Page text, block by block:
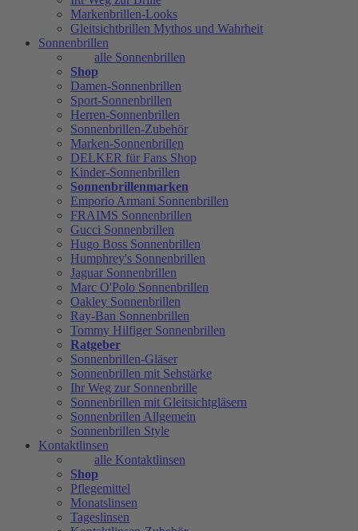
Markenbrillen-Looks
Gleitsichtbrillen Mythos und Wahrheit
Sonnenbrillen
alle Sonnenbrillen
Shop
Damen-Sonnenbrillen
Sport-Sonnenbrillen
Herren-Sonnenbrillen
Sonnenbrillen-Zubehör
Marken-Sonnenbrillen
DELKER für Fans Shop
Kinder-Sonnenbrillen
Sonnenbrillenmarken
Emporio Armani Sonnenbrillen
FRAIMS Sonnenbrillen
Gucci Sonnenbrillen
Hugo Boss Sonnenbrillen
Humphrey's Sonnenbrillen
Jaguar Sonnenbrillen
Marc O'Polo Sonnenbrillen
Oakley Sonnenbrillen
Ray-Ban Sonnenbrillen
Tommy Hilfiger Sonnenbrillen
Ratgeber
Sonnenbrillen-Gläser
Sonnenbrillen mit Sehstärke
Ihr Weg zur Sonnenbrille
Sonnenbrillen mit Gleitsichtgläsern
Sonnenbrillen Allgemein
Sonnenbrillen Style
Kontaktlinsen
alle Kontaktlinsen
Shop
Pflegemittel
Monatslinsen
Tageslinsen